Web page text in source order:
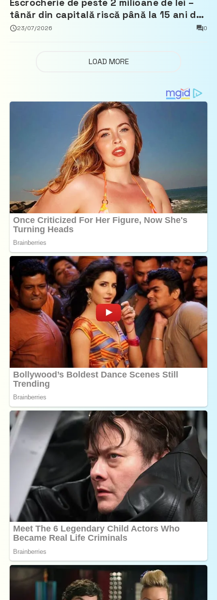
Escrocherie de peste 2 milioane de lei –
tânăr din capitală riscă până la 15 ani de
închisoare
23/07/2026 0
LOAD MORE